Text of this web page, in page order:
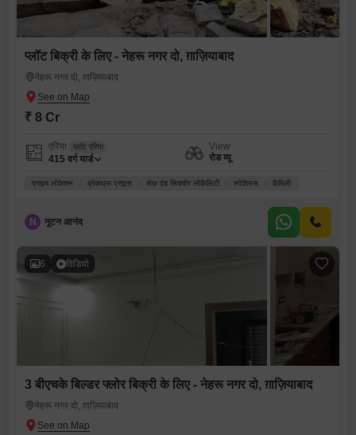
प्लॉट बिक्री के लिए - नेहरू नगर दो, ग़ाज़ियाबाद
नेहरू नगर दो, ग़ाज़ियाबाद
₹ 8 Cr
एरिया प्लॉट एरिया
415 वर्ग यार्ड
View
रोड व्यू
प्राइम लोकेशन ब्रेकथ्रू प्राइस सेफ़ एंड सिक्योर लोकैलिटी स्पेशियस फ़ैमिली
N नूटन आनंद
6 विडियो
3 बीएचके बिल्डर फ्लोर बिक्री के लिए - नेहरू नगर दो, ग़ाज़ियाबाद
नेहरू नगर दो, ग़ाज़ियाबाद